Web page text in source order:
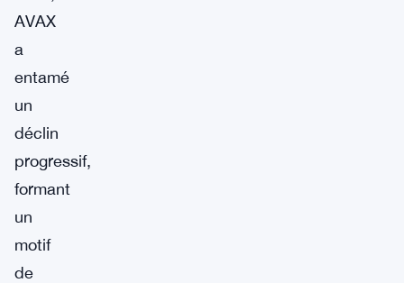
AVAX
a
entamé
un
déclin
progressif,
formant
un
motif
de